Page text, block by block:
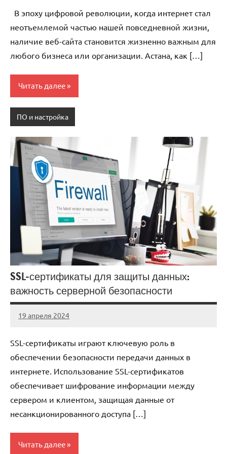
В эпоху цифровой революции, когда интернет стал
неотъемлемой частью нашей повседневной жизни,
наличие веб-сайта становится жизненно важным для
любого бизнеса или организации. Астана, как […]
Читать далее
ПО и настройка
SSL-сертификаты для защиты данных:
важность серверной безопасности
19 апреля 2024
Avtor
Нет
SSL-сертификаты играют ключевую роль в
обеспечении безопасности передачи данных в
интернете. Использование SSL-сертификатов
обеспечивает шифрование информации между
сервером и клиентом, защищая данные от
несанкционированного доступа […]
Читать далее